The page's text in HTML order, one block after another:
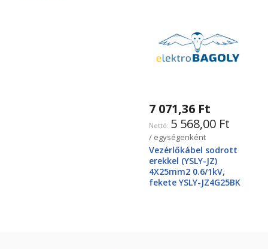
7 071,36 Ft
5 568,00 Ft
/ egységenként
Vezérlőkábel sodrott
erekkel (YSLY-JZ)
4X25mm2 0.6/1kV,
fekete YSLY-JZ4G25BK